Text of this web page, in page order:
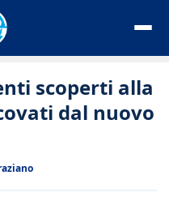
scoperti alla
dal nuovo